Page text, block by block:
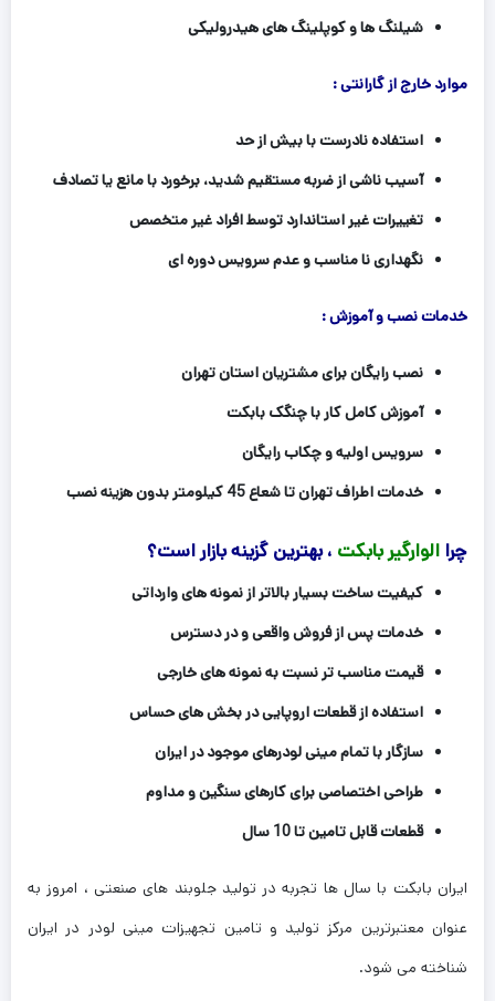
شیلنگ ها و کوپلینگ های هیدرولیکی
موارد خارج از گارانتی :
استفاده نادرست با بیش از حد
آسیب ناشی از ضربه مستقیم شدید، برخورد با مانع یا تصادف
تغییرات غیر استاندارد توسط افراد غیر متخصص
نگهداری نا مناسب و عدم سرویس دوره ای
خدمات نصب و آموزش :
نصب رایگان برای مشتریان استان تهران
آموزش کامل کار با چنگک بابکت
سرویس اولیه و چکاب رایگان
خدمات اطراف تهران تا شعاع 45 کیلومتر بدون هزینه نصب
چرا الوارگیر بابکت ، بهترین گزینه بازار است؟
کیفیت ساخت بسیار بالاتر از نمونه های وارداتی
خدمات پس از فروش واقعی و در دسترس
قیمت مناسب تر نسبت به نمونه های خارجی
استفاده از قطعات اروپایی در بخش های حساس
سازگار با تمام مینی لودرهای موجود در ایران
طراحی اختصاصی برای کارهای سنگین و مداوم
قطعات قابل تامین تا 10 سال
ایران بابکت با سال ها تجربه در تولید جلوبند های صنعتی ، امروز به
عنوان معتبرترین مرکز تولید و تامین تجهیزات مینی لودر در ایران
شناخته می شود.